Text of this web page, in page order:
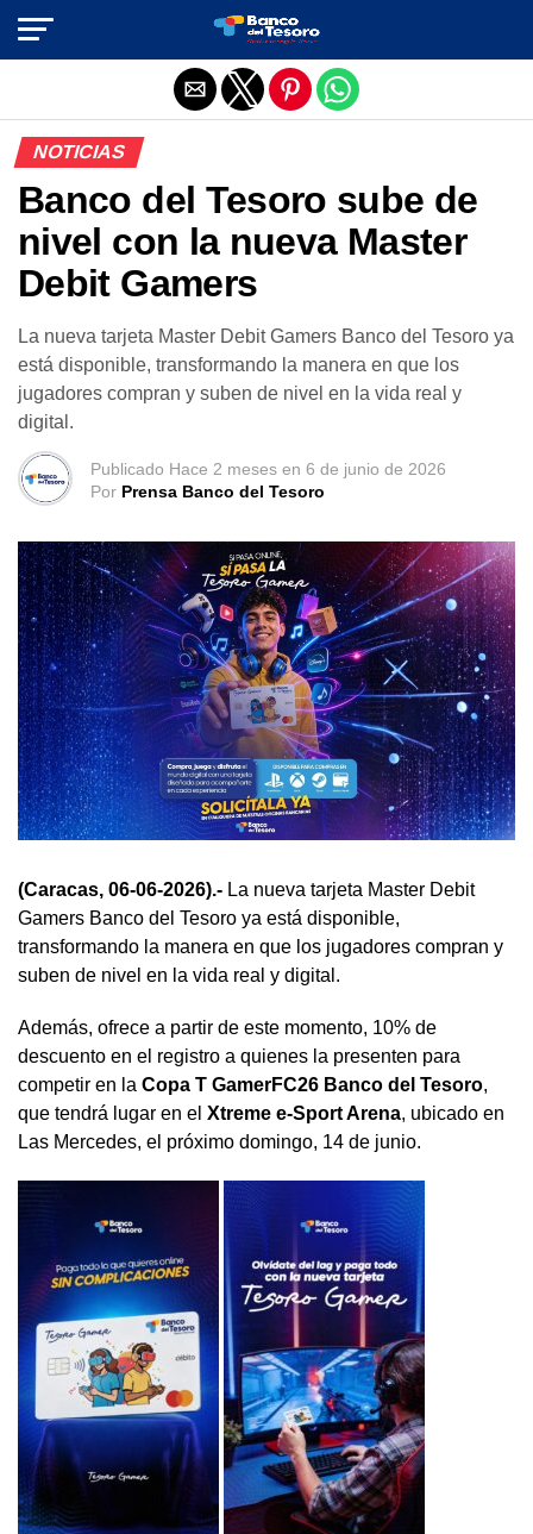
NOTICIAS
Banco del Tesoro sube de
nivel con la nueva Master
Debit Gamers
La nueva tarjeta Master Debit Gamers Banco del Tesoro ya
está disponible, transformando la manera en que los
jugadores compran y suben de nivel en la vida real y
digital.
Publicado Hace 2 meses en 6 de junio de 2026
Por Prensa Banco del Tesoro
(Caracas, 06-06-2026).- La nueva tarjeta Master Debit
Gamers Banco del Tesoro ya está disponible,
transformando la manera en que los jugadores compran y
suben de nivel en la vida real y digital.
Además, ofrece a partir de este momento, 10% de
descuento en el registro a quienes la presenten para
competir en la Copa T GamerFC26 Banco del Tesoro,
que tendrá lugar en el Xtreme e-Sport Arena, ubicado en
Las Mercedes, el próximo domingo, 14 de junio.
Salir de la versión móvil